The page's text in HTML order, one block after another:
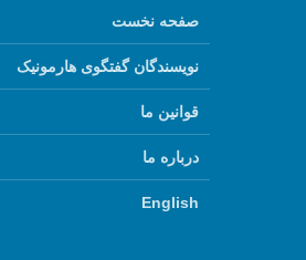
صفحه نخست
نویسندگان گفتگوی هارمونیک
قوانین ما
درباره ما
English